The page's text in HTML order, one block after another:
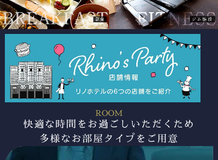
ROOM
快適な時間をお過ごしいただくため
多様なお部屋タイプをご用意